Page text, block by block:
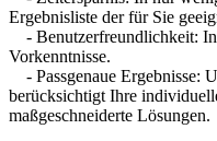
Ergebnisliste der für Sie
- Benutzerfreundlichkeit:
Vorkenntnisse.
- Passgenaue Ergebnisse:
berücksichtigt Ihre
maßgeschneiderte Lösungen.